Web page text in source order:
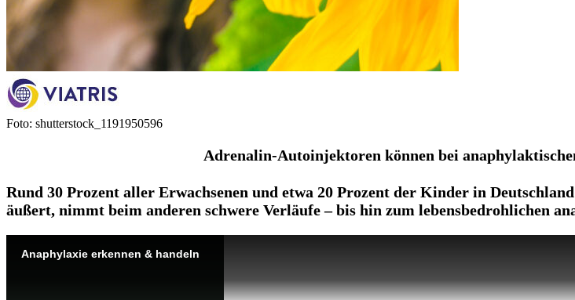
Foto: shutterstock_1191950596
Adrenalin-Autoinjektoren können bei
Rund 30 Prozent aller Erwachsenen und etwa 20 Prozent der Kinder in
äußert, nimmt beim anderen schwere Verläufe – bis hin zum lebensbedrohlichen